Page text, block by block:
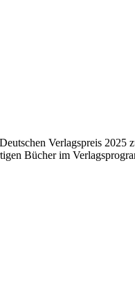
Verlagspreis
Bücher im